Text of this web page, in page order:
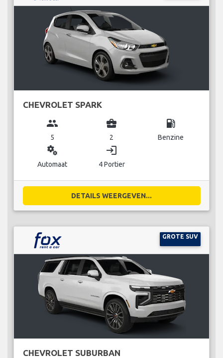
CHEVROLET SPARK
group
5
business_center
2
local_gas_station
Benzine
miscellaneous_services
Automaat
login
4 Portier
DETAILS WEERGEVEN...
GROTE SUV
CHEVROLET SUBURBAN